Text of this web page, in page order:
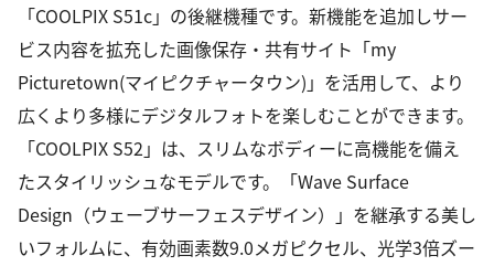
「COOLPIX S51c」の後継機種です。新機能を追加しサー
ビス内容を拡充した画像保存・共有サイト「my
Picturetown(マイピクチャータウン)」を活用して、より
広くより多様にデジタルフォトを楽しむことができます。
「COOLPIX S52」は、スリムなボディーに高機能を備え
たスタイリッシュなモデルです。「Wave Surface
Design（ウェーブサーフェスデザイン）」を継承する美し
いフォルムに、有効画素数9.0メガピクセル、光学3倍ズー